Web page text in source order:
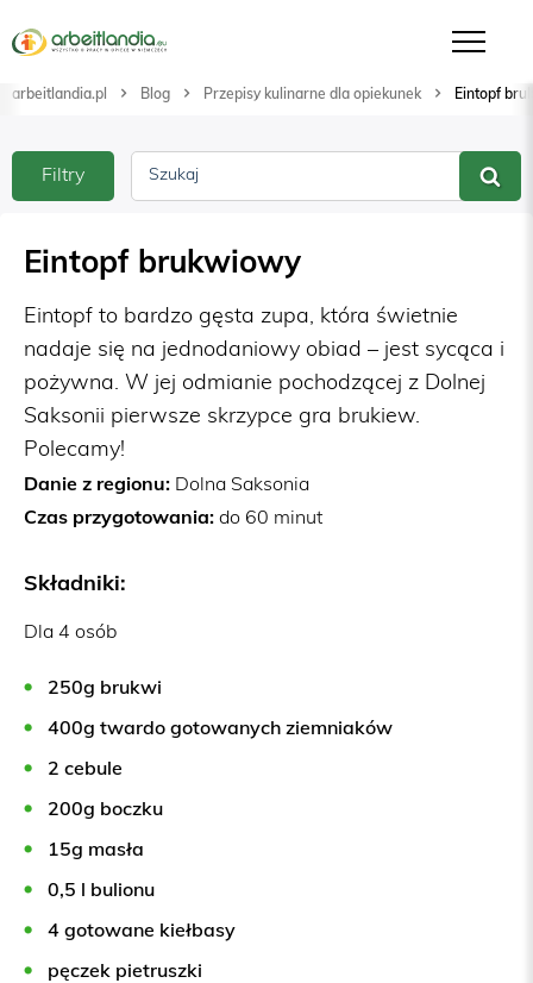
arbeitlandia.pl Blog Przepisy kulinarne dla opiekunek Eintopf
Eintopf brukwiowy
Eintopf to bardzo gęsta zupa, która świetnie
nadaje się na jednodaniowy obiad – jest sycąca i
pożywna. W jej odmianie pochodzącej z Dolnej
Saksonii pierwsze skrzypce gra brukiew.
Polecamy!
Danie z regionu: Dolna Saksonia
Czas przygotowania: do 60 minut
Składniki:
Dla 4 osób
250g brukwi
400g twardo gotowanych ziemniaków
2 cebule
200g boczku
15g masła
0,5 l bulionu
4 gotowane kiełbasy
pęczek pietruszki
Filtry Szukaj